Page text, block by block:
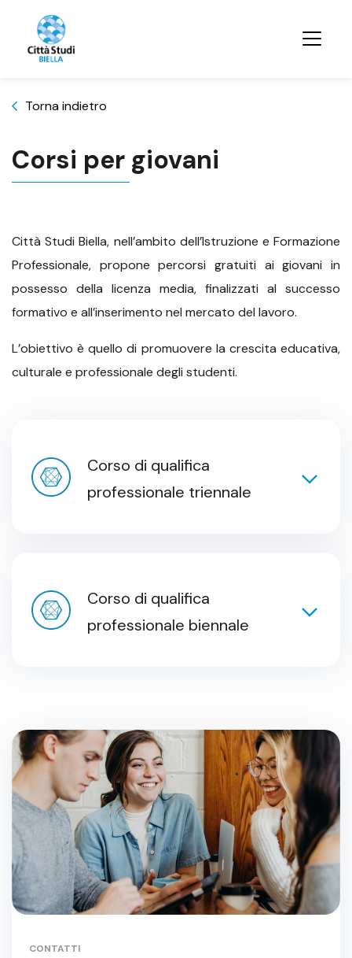
Torna indietro
Corsi per giovani
Città Studi Biella, nell’ambito dell’Istruzione e Formazione
Professionale, propone percorsi gratuiti ai giovani in
possesso della licenza media, finalizzati al successo
formativo e all’inserimento nel mercato del lavoro.
L’obiettivo è quello di promuovere la crescita educativa,
culturale e professionale degli studenti.
Corso di qualifica
professionale triennale
Corso di qualifica
professionale biennale
CONTATTI